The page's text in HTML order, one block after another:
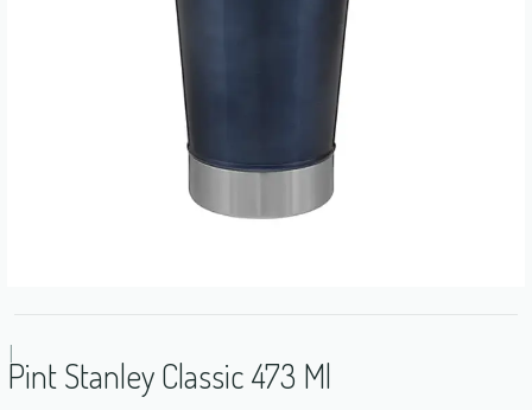
|
Pint Stanley Classic 473 Ml